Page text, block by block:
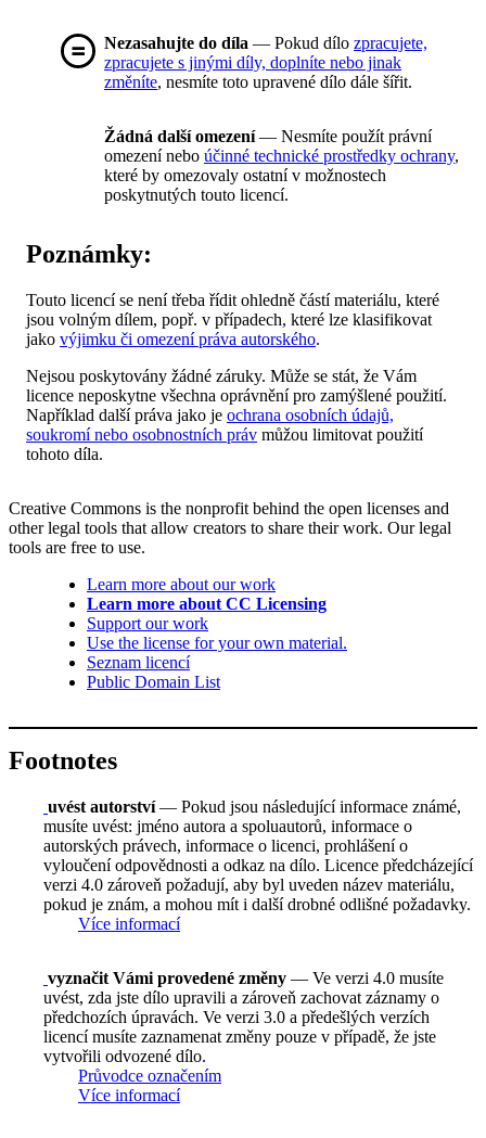
Nezasahujte do díla — Pokud dílo zpracujete,
zpracujete s jinými díly, doplníte nebo jinak
změníte, nesmíte toto upravené dílo dále šířit.
Žádná další omezení— Nesmíte použít právní
omezení nebo účinné technické prostředky ochrany,
které by omezovaly ostatní v možnostech
poskytnutých touto licencí.
Poznámky:
Touto licencí se není třeba řídit ohledně částí materiálu, které
jsou volným dílem, popř. v případech, které lze klasifikovat
jako výjimku či omezení práva autorského.
Nejsou poskytovány žádné záruky. Může se stát, že Vám
licence neposkytne všechna oprávnění pro zamýšlené použití.
Například další práva jako je ochrana osobních údajů,
soukromí nebo osobnostních práv můžou limitovat použití
tohoto díla.
Creative Commons is the nonprofit behind the open licenses and
other legal tools that allow creators to share their work. Our legal
tools are free to use.
Learn more about our work
Learn more about CC Licensing
Support our work
Use the license for your own material.
Seznam licencí
Public Domain List
Footnotes
uvést autorství— Pokud jsou následující informace známé,
musíte uvést: jméno autora a spoluautorů, informace o
autorských právech, informace o licenci, prohlášení o
vyloučení odpovědnosti a odkaz na dílo. Licence předcházející
verzi 4.0 zároveň požadují, aby byl uveden název materiálu,
pokud je znám, a mohou mít i další drobné odlišné požadavky.
Více informací
vyznačit Vámi provedené změny — Ve verzi 4.0 musíte
uvést, zda jste dílo upravili a zároveň zachovat záznamy o
předchozích úpravách. Ve verzi 3.0 a předešlých verzích
licencí musíte zaznamenat změny pouze v případě, že jste
vytvořili odvozené dílo.
Průvodce označením
Více informací